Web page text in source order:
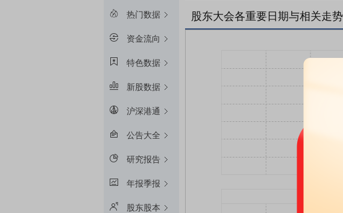
热门数据
资金流向
特色数据
新股数据
沪深港通
公告大全
研究报告
年报季报
股东股本
股东大会各重要日期与相关走势